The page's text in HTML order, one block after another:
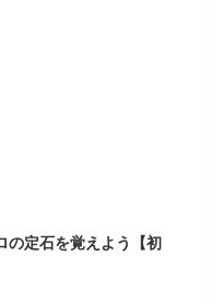
の定石を覚えよう【初